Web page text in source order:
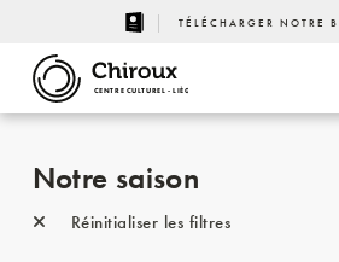
TÉLÉCHARGER NOTRE
CENTRE CULTUREL - LIÈGE
Notre saison
Réinitialiser les filtres